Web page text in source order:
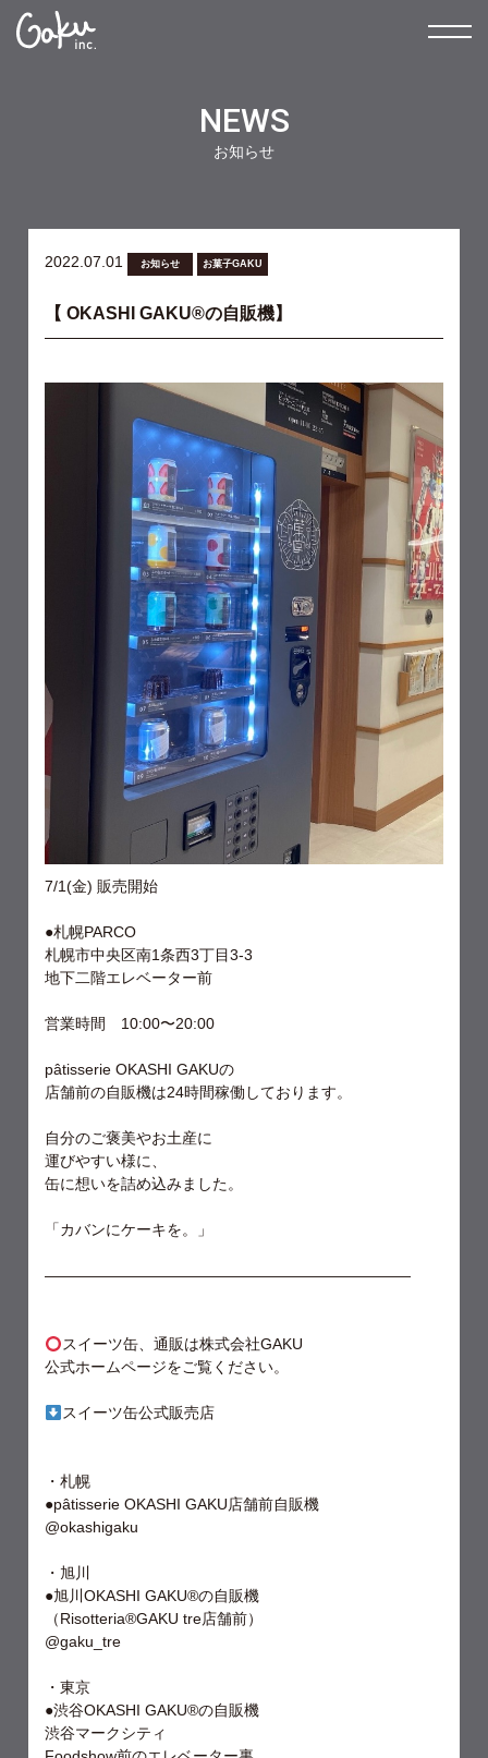
NEWS
お知らせ
2022.07.01 お知らせ お菓子GAKU
【 OKASHI GAKU®︎の自販機】
7/1(金) 販売開始
●札幌PARCO
札幌市中央区南1条西3丁目3-3
地下二階エレベーター前
営業時間 10:00〜20:00
pâtisserie OKASHI GAKUの
店舗前の自販機は24時間稼働しております。
自分のご褒美やお土産に
運びやすい様に、
缶に想いを詰め込みました。
「カバンにケーキを。」
————————————————————————
スイーツ缶、通販は株式会社GAKU
公式ホームページをご覧ください。
スイーツ缶公式販売店
・札幌
●pâtisserie OKASHI GAKU店舗前自販機
@okashigaku
・旭川
●旭川OKASHI GAKU®︎の自販機
（Risotteria®︎GAKU tre店舗前）
@gaku_tre
・東京
●渋谷OKASHI GAKU®︎の自販機
渋谷マークシティ